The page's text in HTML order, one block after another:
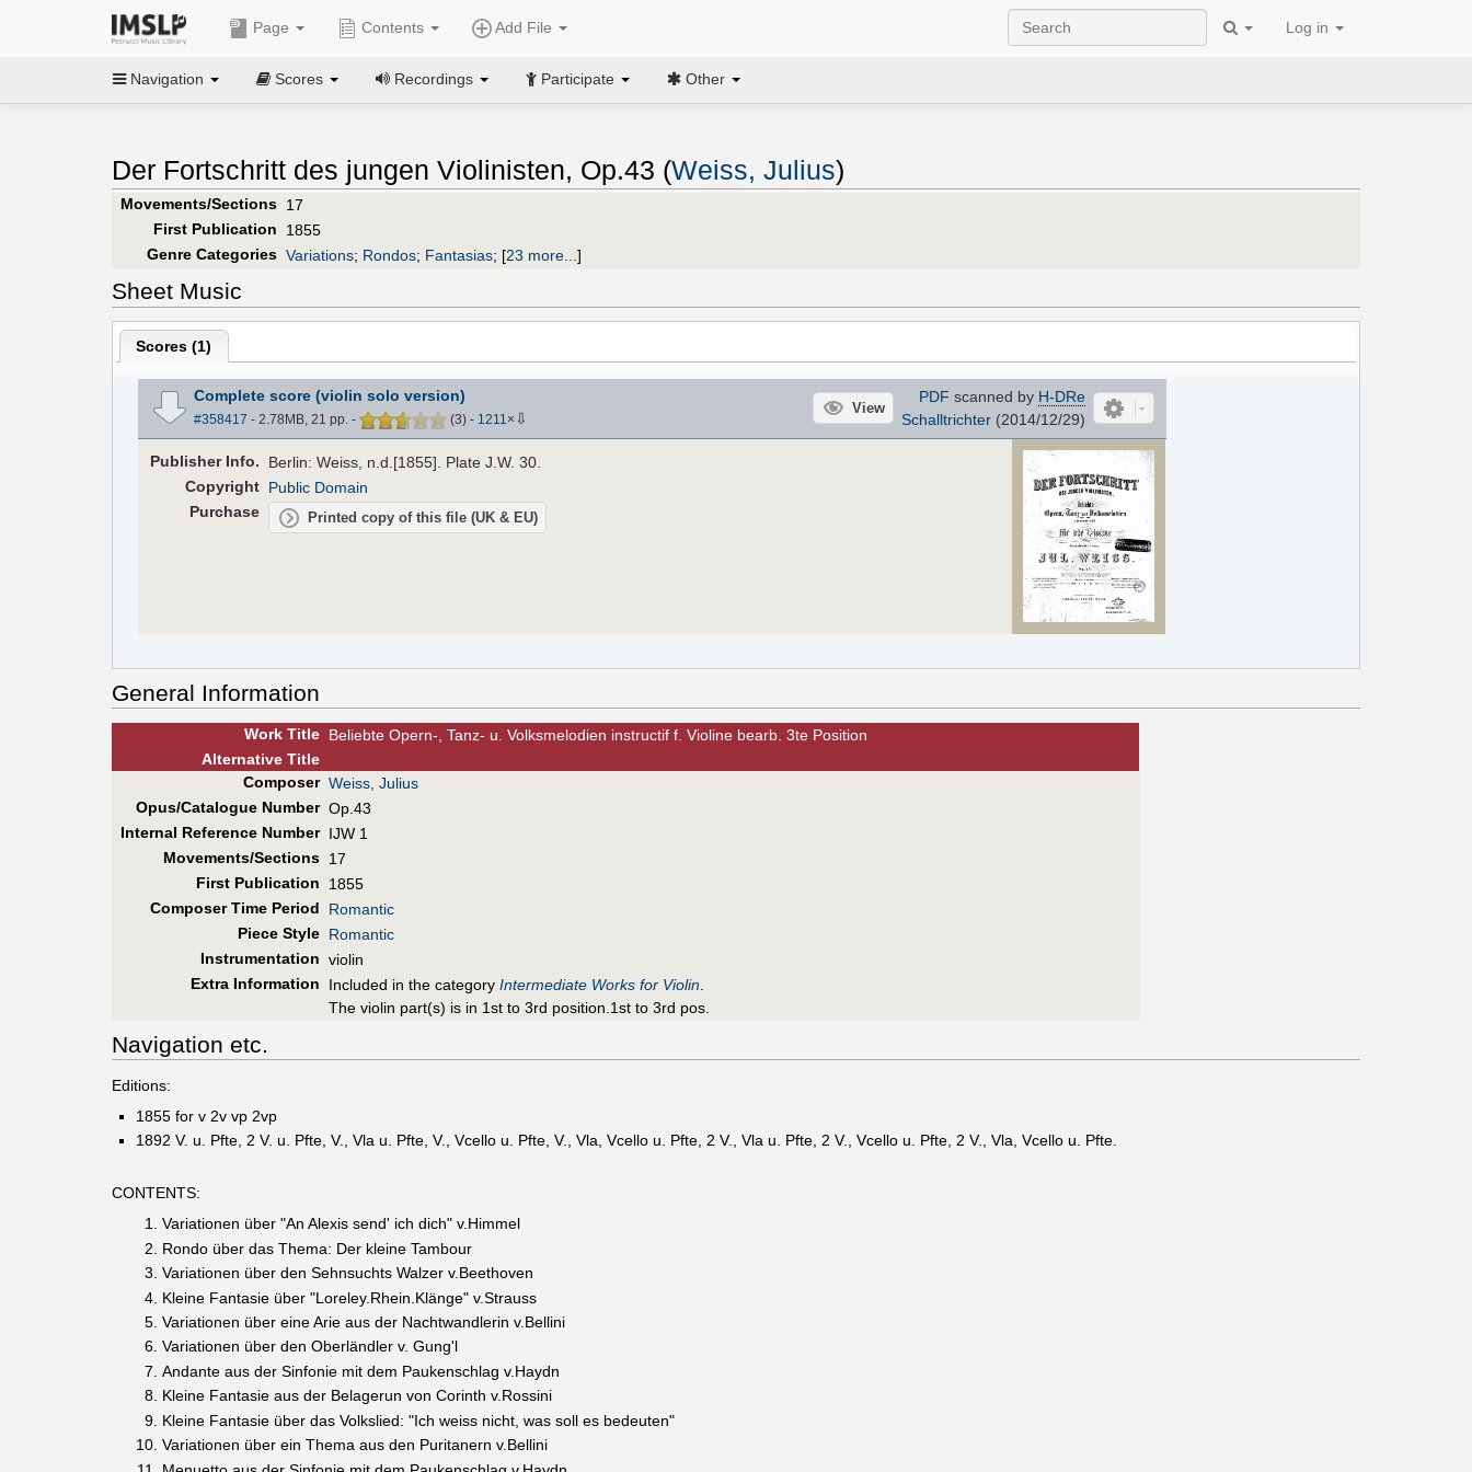
Page Contents Add File Log in
Navigation Scores Recordings Participate Other
Der Fortschritt des jungen Violinisten, Op.43 (Weiss, Julius)
Movements/Sections 17
First Publication
1855
Genre Categories Variations; Rondos; Fantasias; [23 more... ]
Sheet Music
Scores (1)
Complete score (violin solo version)
#358417 - 2.78MB, 21 pp. - (3) - 1211 × ⇩
View
PDF scanned by H-DRe
Schalltrichter(2014/12/29)
PublisherInfo.
Berlin: Weiss, n.d.[1855]. Plate J.W. 30.
Copyright Public Domain
Purchase
Printed copy of this file (UK & EU)
General Information
Work Title Beliebte Opern-, Tanz- u. Volksmelodien instructif f. Violine bearb. 3te Position
AlternativeTitle
Composer Weiss, Julius
Opus/Catalogue Number Op.43
Internal Reference Number IJW 1
Movements/Sections 17
First Publication
1855
Composer Time Period
Romantic
Piece Style Romantic
Instrumentation violin
Extra Information
Included in the category Intermediate Works for Violin
The violin part(s) is in 1st to 3rd position.1st to 3rd pos.
Navigation etc.
Editions:
1855 for v 2v vp 2vp
1892 V. u. Pfte, 2 V. u. Pfte, V., Vla u. Pfte, V., Vcello u. Pfte, V., Vla, Vcello u. Pfte, 2 V., Vla u. Pfte, 2 V., Vcello u. Pfte, 2 V., Vla, Vcello u. Pfte.
CONTENTS:
Variationen über "An Alexis send' ich dich" v.Himmel
Rondo über das Thema: Der kleine Tambour
Variationen über den Sehnsuchts Walzer v.Beethoven
Kleine Fantasie über "Loreley.Rhein.Klänge" v.Strauss
Variationen über eine Arie aus der Nachtwandlerin v.Bellini
Variationen über den Oberländler v. Gung'l
Andante aus der Sinfonie mit dem Paukenschlag v.Haydn
Kleine Fantasie aus der Belagerun von Corinth v.Rossini
Kleine Fantasie über das Volkslied: "Ich weiss nicht, was soll es bedeuten"
Variationen über ein Thema aus den Puritanern v.Bellini